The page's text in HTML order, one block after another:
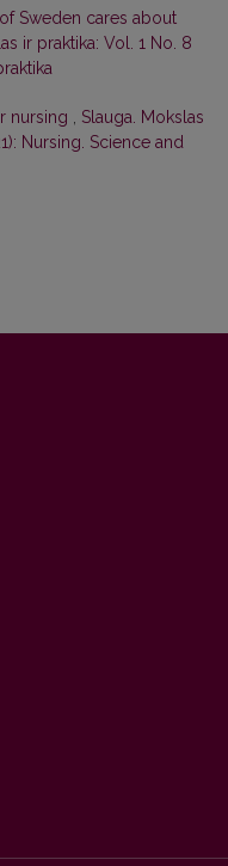
Sweden cares about
ir praktika: Vol. 1 No. 8
nursing , Slauga. Mokslas
Nursing. Science and